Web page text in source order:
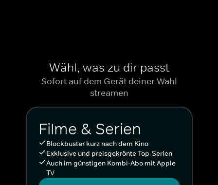
Wähl, was zu dir passt
Sofort auf dem Gerät deiner Wahl
streamen
Filme & Serien
Blockbuster kurz nach dem Kino
Exklusive und preisgekrönte Top-Serien
Auch im günstigen Kombi-Abo mit Apple
TV